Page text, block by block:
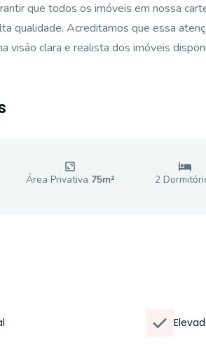
que todos os imóveis em nossa
qualidade. Acreditamos que essa
visão clara e realista dos imóveis
Área Privativa 75m² 2